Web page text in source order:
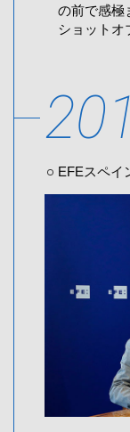
の前で感極
ショットオ
EFEスペイ